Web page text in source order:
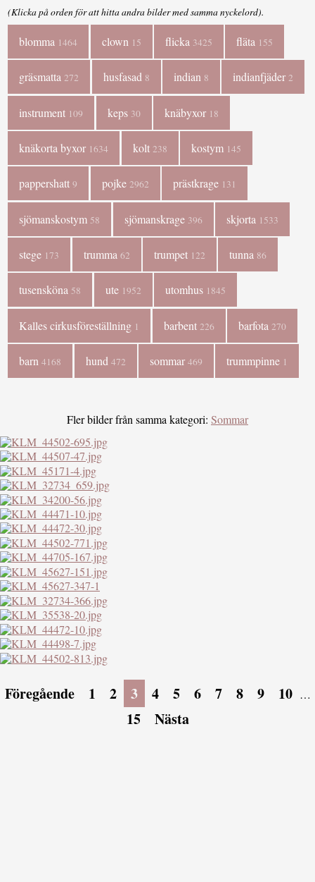
(Klicka på orden för att hitta andra bilder med samma nyckelord).
blomma 1464 clown 15 flicka 3425 fläta 155
gräsmatta 272 husfasad 8 indian 8 indianfjäder 2
instrument 109 keps 30 knäbyxor 18
knäkorta byxor 1634 kolt 238 kostym 145
pappershatt9 pojke 2962 prästkrage 131
sjömanskostym 58 sjömanskrage 396 skjorta 1533
stege 173 trumma 62 trumpet 122 tunna 86
tusensköna 58 ute 1952 utomhus 1845
Kalles cirkusföreställning 1 barbent 226 barfota 270
barn4168 hund 472 sommar 469 trummpinne 1
Fler bilder från samma kategori: Sommar
Föregående 1 2 3 4 5 6 7 8 9 10 …
15 Nästa